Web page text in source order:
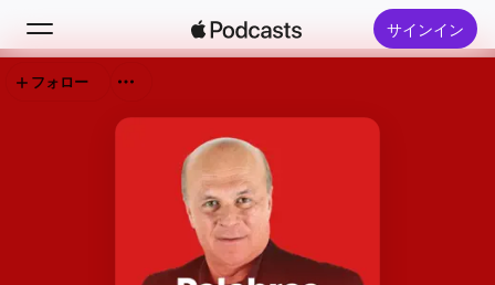
サインイン
トップランキング
フォロー